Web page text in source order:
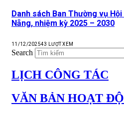
Danh sách Ban Thường vụ
Nẵng, nhiệm kỳ 2025 – 2030
11/12/202543 LƯỢT XEM
Search
LỊCH CÔNG TÁC
VĂN BẢN HOẠT